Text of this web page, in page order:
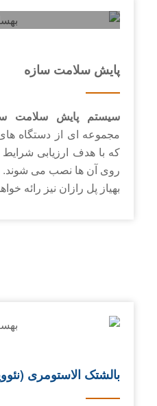
پایش سلامت سازه
سیستم پایش سلامت
مجموعه ای از دستگاه
که با هدف ارزیابی
روی آن ها نصب می
بهیاز پل رازان نیز رائه
بالشتک الاستومری